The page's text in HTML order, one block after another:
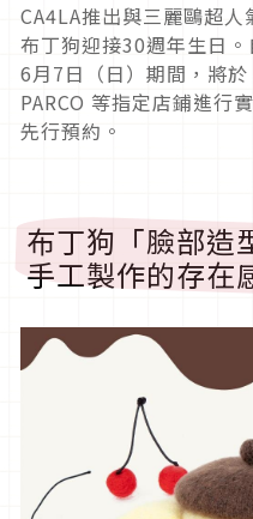
CA4LA推出與三麗鷗超
布丁狗迎接30週年生日
6月7日（日）期間，將
PARCO 等指定店鋪進行
先行預約。
布丁狗「臉部造
手工製作的存在